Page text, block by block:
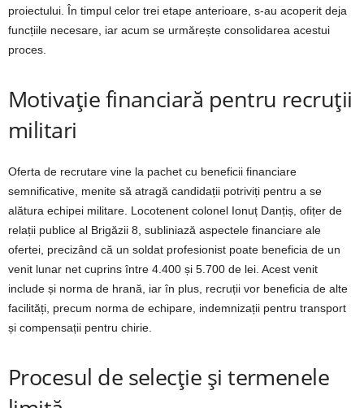
proiectului. În timpul celor trei etape anterioare, s-au acoperit deja
funcțiile necesare, iar acum se urmărește consolidarea acestui
proces.
Motivație financiară pentru recruții
militari
Oferta de recrutare vine la pachet cu beneficii financiare
semnificative, menite să atragă candidații potriviți pentru a se
alătura echipei militare. Locotenent colonel Ionuț Danțiș, ofițer de
relații publice al Brigăzii 8, subliniază aspectele financiare ale
ofertei, precizând că un soldat profesionist poate beneficia de un
venit lunar net cuprins între 4.400 și 5.700 de lei. Acest venit
include și norma de hrană, iar în plus, recruții vor beneficia de alte
facilități, precum norma de echipare, indemnizații pentru transport
și compensații pentru chirie.
Procesul de selecție și termenele